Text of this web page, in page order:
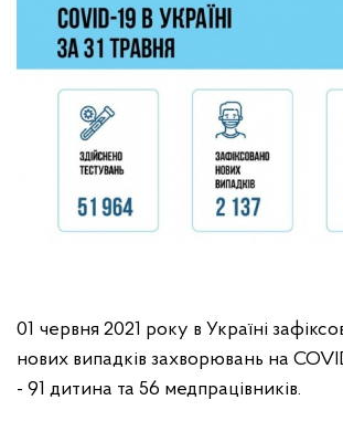
01 червня 2021 року в Україні
нових випадків захворювань на
- 91 дитина та 56 медпрацівників.